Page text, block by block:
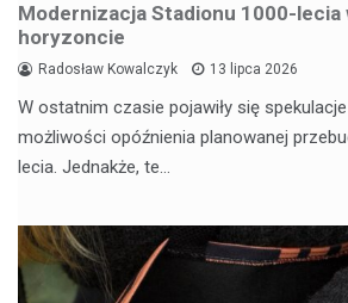
Modernizacja Stadionu 1000-lecia
horyzoncie
Radosław Kowalczyk 13 lipca 2026
W ostatnim czasie pojawiły się
możliwości opóźnienia planowanej
lecia. Jednakże, te…